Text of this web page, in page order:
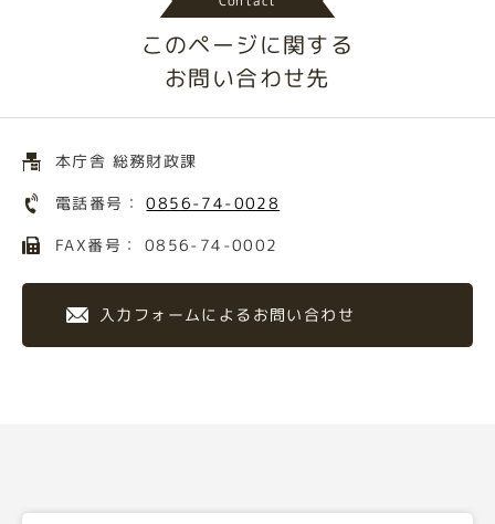
このページに関する
お問い合わせ先
本庁舎 総務財政課
電話番号：0856-74-0028
FAX番号： 0856-74-0002
入力フォームによるお問い合わせ